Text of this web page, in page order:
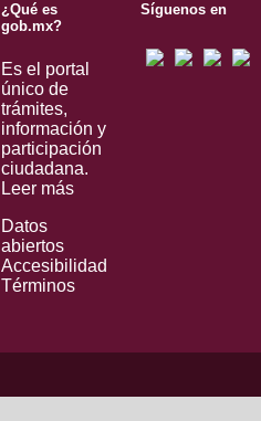
¿Qué es
gob.mx?
Es el portal
único de
trámites,
información y
participación
ciudadana.
Leer más
Datos
abiertos
Accesibilidad
Términos
Síguenos en